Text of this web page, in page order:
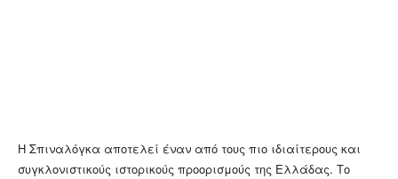
Η Σπιναλόγκα αποτελεί έναν από τους πιο ιδιαίτερους και
συγκλονιστικούς ιστορικούς προορισμούς της Ελλάδας. Το